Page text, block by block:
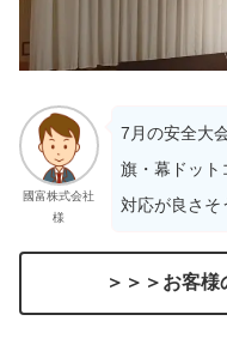
國富株式会社
様
7月の安全大
旗・幕ドット
対応が良さそ
＞＞＞お客